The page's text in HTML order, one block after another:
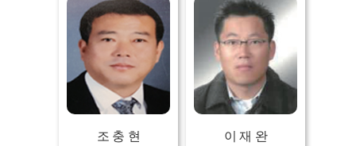
조 충 현 이 재 완